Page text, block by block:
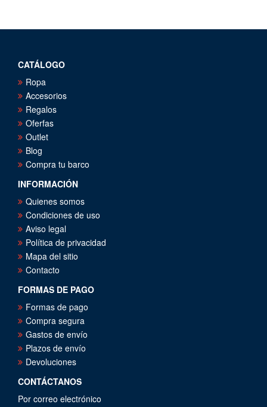
CATÁLOGO
Ropa
Accesorios
Regalos
Oferfas
Outlet
Blog
Compra tu barco
INFORMACIÓN
Quienes somos
Condiciones de uso
Aviso legal
Política de privacidad
Mapa del sitio
Contacto
FORMAS DE PAGO
Formas de pago
Compra segura
Gastos de envío
Plazos de envío
Devoluciones
CONTÁCTANOS
Por correo electrónico